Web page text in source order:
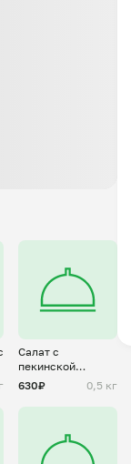
Салат с
пекинской
капустой и
630₽ 0,5 кг